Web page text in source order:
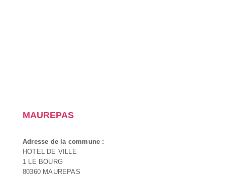
MAUREPAS
Adresse de la commune :
HOTEL DE VILLE
1 LE BOURG
80360 MAUREPAS